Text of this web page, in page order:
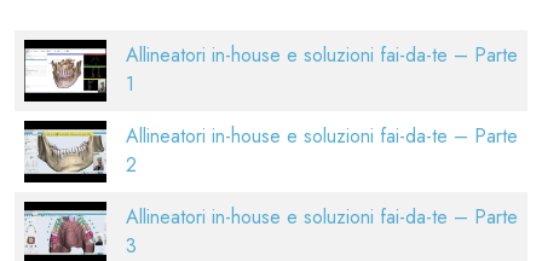
Allineatori in-house e soluzioni fai-da-te – Parte
1
Allineatori in-house e soluzioni fai-da-te – Parte
2
Allineatori in-house e soluzioni fai-da-te – Parte
3